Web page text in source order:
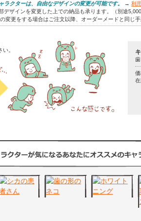
ラクターは、自由なデザインの変更が可能です。 →利
デザインを変更した上での納品も承ります。（別途5,000
変更をする場合はご注文以降、オーダーメードと同じ手
。
価
在